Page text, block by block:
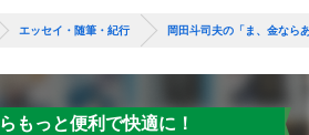
エッセイ・随筆・紀行 岡田斗司夫の「ま、金なら
もっと便利で快適に！